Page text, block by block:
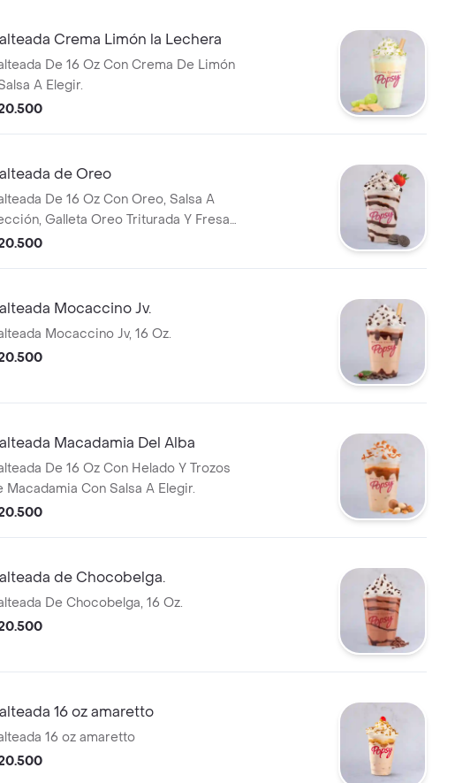
Crema Limón la Lechera
De 16 Oz Con Crema De Limón
A Elegir.
de Oreo
De 16 Oz Con Oreo, Salsa A
Galleta Oreo Triturada Y Fresa
Mocaccino Jv.
Mocaccino Jv, 16 Oz.
Macadamia Del Alba
De 16 Oz Con Helado Y Trozos
Macadamia Con Salsa A Elegir.
de Chocobelga.
De Chocobelga, 16 Oz.
16 oz amaretto
16 oz amaretto